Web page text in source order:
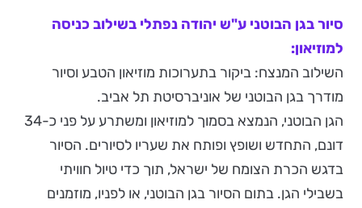
סיור בגן הבוטני ע"ש יהודה נפתלי בשילוב כניסה
למוזיאון:
השילוב המנצח: ביקור בתערוכות מוזיאון הטבע וסיור
מודרך בגן הבוטני של אוניברסיטת תל אביב.
הגן הבוטני, הנמצא בסמוך למוזיאון ומשתרע על פני כ-34
דונם, התחדש ושופץ ופותח את שעריו לסיורים. הסיור
בדגש הכרת הצומח של ישראל, תוך כדי טיול חוויתי
בשבילי הגן. בתום הסיור בגן הבוטני, או לפניו, מוזמנים